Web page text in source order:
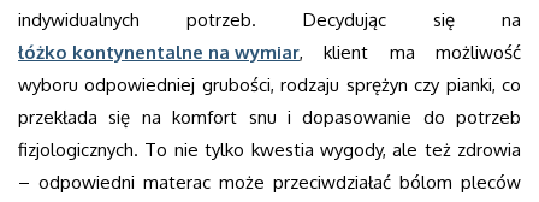
indywidualnych potrzeb. Decydując się na
łóżko kontynentalne na wymiar, klient ma możliwość
wyboru odpowiedniej grubości, rodzaju sprężyn czy pianki, co
przekłada się na komfort snu i dopasowanie do potrzeb
fizjologicznych. To nie tylko kwestia wygody, ale też zdrowia
– odpowiedni materac może przeciwdziałać bólom pleców